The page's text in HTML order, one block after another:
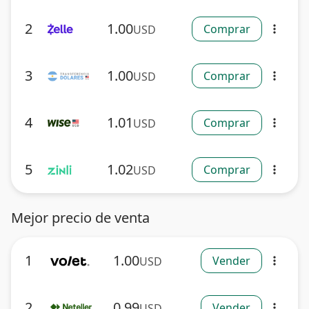
2 1.00USD Comprar more_vert
3 1.00USD Comprar more_vert
4 1.01 USD Comprar more_vert
5 1.02USD Comprar more_vert
Mejor precio de venta
1 1.00USD Vender more_vert